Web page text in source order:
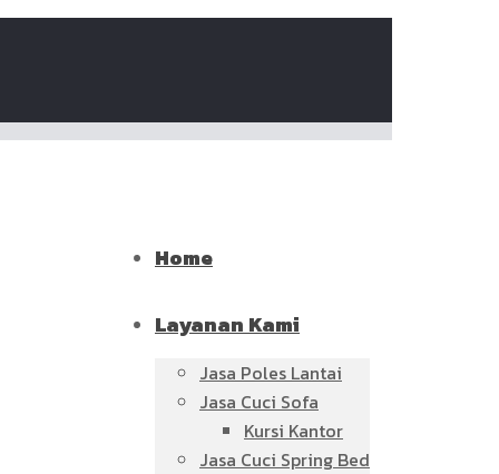
Home
Layanan Kami
Jasa Poles Lantai
Jasa Cuci Sofa
Kursi Kantor
Jasa Cuci Spring Bed